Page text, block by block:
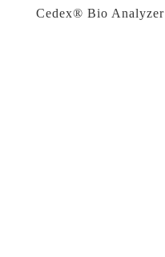
Cedex® Bio Analyzer